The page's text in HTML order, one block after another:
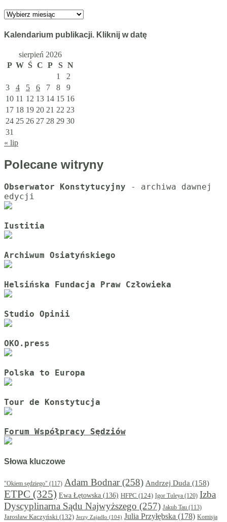
Archiwum
Kalendarium publikacji. Kliknij w datę
sierpień 2026
P W Ś C P S N
1
2
3
4 5 6 7 8
9
10 11 12 13 14 15 16
17 18 19 20 21 22 23
24 25 26 27 28 29 30
31
« lip
Polecane witryny
Obserwator Konstytucyjny - archiwa dawnej
Iustitia
Archiwum Osiatyńskiego
Helsińska Fundacja Praw Człowieka
Studio Opinii
OKO.press
Polska to Europa
Tour de Konstytucja
Forum Współpracy Sędziów
Słowa kluczowe
"Okiem sędziego" (117) Adam Bodnar(258) Andrzej Duda (158)
ETPC (325) Ewa Łętowska (136) HFPC (124) Igor Tuleya (120) Izba
Dyscyplinarna Sądu Najwyższego (257) Jakub Tau (113)
Jarosław Kaczyński (132) Jerzy Zajadło (104) Julia Przyłębska (178) Komisja